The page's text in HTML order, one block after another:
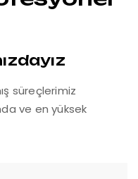
süreçlerimiz
ve en yüksek